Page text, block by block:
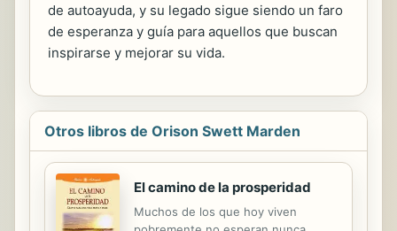
de autoayuda, y su legado sigue siendo un faro
de esperanza y guía para aquellos que buscan
inspirarse y mejorar su vida.
Otros libros de Orison Swett Marden
El camino de la prosperidad
Muchos de los que hoy viven